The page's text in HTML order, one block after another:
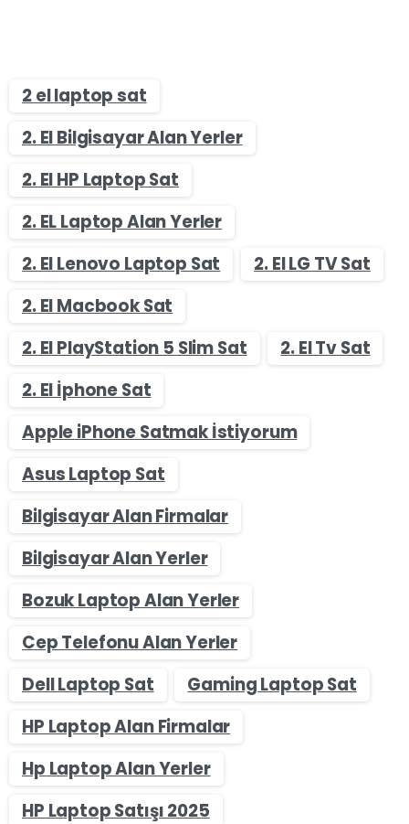
2 el laptop sat
2. El Bilgisayar Alan Yerler
2. El HP Laptop Sat
2. EL Laptop Alan Yerler
2. El Lenovo Laptop Sat
2. El LG TV Sat
2. El Macbook Sat
2. El PlayStation 5 Slim Sat
2. El Tv Sat
2. El İphone Sat
Apple iPhone Satmak İstiyorum
Asus Laptop Sat
Bilgisayar Alan Firmalar
Bilgisayar Alan Yerler
Bozuk Laptop Alan Yerler
Cep Telefonu Alan Yerler
Dell Laptop Sat
Gaming Laptop Sat
HP Laptop Alan Firmalar
Hp Laptop Alan Yerler
HP Laptop Satışı 2025